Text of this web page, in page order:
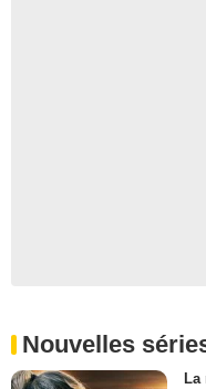
Nouvelles
La